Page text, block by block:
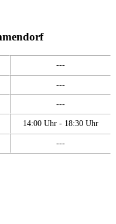
---
---
---
14:00 Uhr - 18:30 Uhr
---